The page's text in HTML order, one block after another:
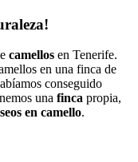
camellos en Tenerife.
en una finca de
conseguido
una finca propia,
en camello.